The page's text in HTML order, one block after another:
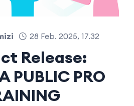
28 Feb. 2025, 17.32
Release:
PUBLIC PRO